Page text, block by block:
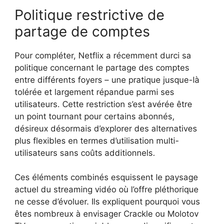
Politique restrictive de
partage de comptes
Pour compléter, Netflix a récemment durci sa
politique concernant le partage des comptes
entre différents foyers – une pratique jusque-là
tolérée et largement répandue parmi ses
utilisateurs. Cette restriction s’est avérée être
un point tournant pour certains abonnés,
désireux désormais d’explorer des alternatives
plus flexibles en termes d’utilisation multi-
utilisateurs sans coûts additionnels.
Ces éléments combinés esquissent le paysage
actuel du streaming vidéo où l’offre pléthorique
ne cesse d’évoluer. Ils expliquent pourquoi vous
êtes nombreux à envisager Crackle ou Molotov